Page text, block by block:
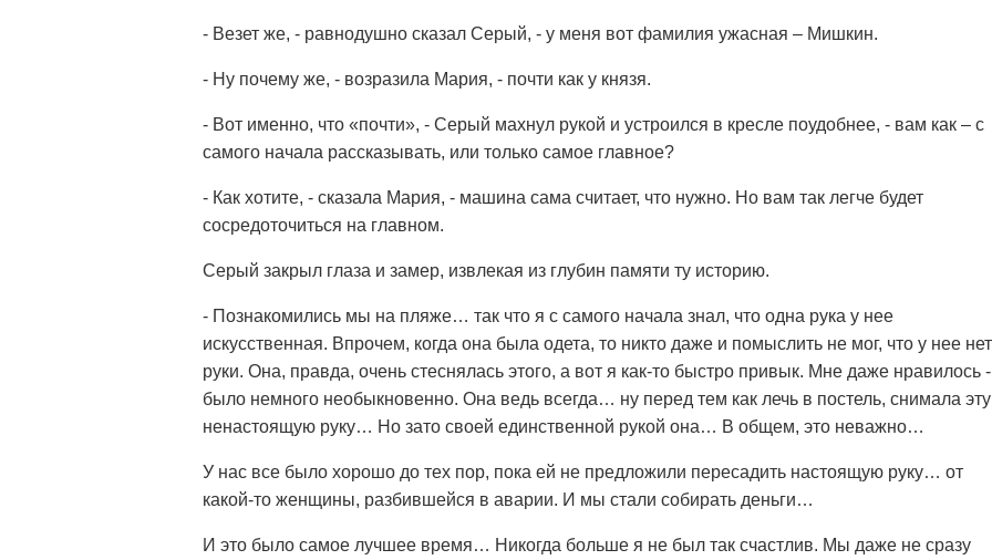
- Везет же, - равнодушно сказал Серый, - у меня вот фамилия ужасная – Мишкин.
- Ну почему же, - возразила Мария, - почти как у князя.
- Вот именно, что «почти», - Серый махнул рукой и устроился в кресле поудобнее, - вам как – с
самого начала рассказывать, или только самое главное?
- Как хотите, - сказала Мария, - машина сама считает, что нужно. Но вам так легче будет
сосредоточиться на главном.
Серый закрыл глаза и замер, извлекая из глубин памяти ту историю.
- Познакомились мы на пляже… так что я с самого начала знал, что одна рука у нее
искусственная. Впрочем, когда она была одета, то никто даже и помыслить не мог, что у нее нет
руки. Она, правда, очень стеснялась этого, а вот я как-то быстро привык. Мне даже нравилось -
было немного необыкновенно. Она ведь всегда… ну перед тем как лечь в постель, снимала эту
ненастоящую руку… Но зато своей единственной рукой она… В общем, это неважно…
У нас все было хорошо до тех пор, пока ей не предложили пересадить настоящую руку… от
какой-то женщины, разбившейся в аварии. И мы стали собирать деньги…
И это было самое лучшее время… Никогда больше я не был так счастлив. Мы даже не сразу